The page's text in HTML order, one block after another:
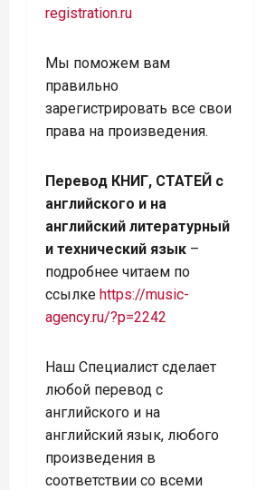
registration.ru
Мы поможем вам
правильно
зарегистрировать все свои
права на произведения.
Перевод КНИГ, СТАТЕЙ с
английского и на
английский литературный
и технический язык –
подробнее читаем по
ссылке https://music-
agency.ru/?p=2242
Наш Специалист сделает
любой перевод с
английского и на
английский язык, любого
произведения в
соответствии со всеми